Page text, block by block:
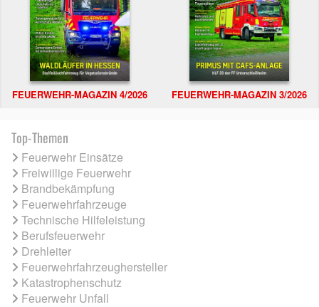
FEUERWEHR-MAGAZIN 4/2026 FEUERWEHR-MAGAZIN 3/2026
Top-Themen
Feuerwehr Einsätze
Freiwillige Feuerwehr
Brandbekämpfung
Feuerwehrfahrzeuge
Technische Hilfeleistung
Berufsfeuerwehr
Drehleiter
Feuerwehrfahrzeughersteller
Katastrophenschutz
Feuerwehr Unfall